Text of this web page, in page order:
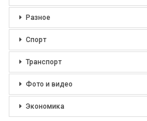
Разное
Спорт
Транспорт
Фото и видео
Экономика